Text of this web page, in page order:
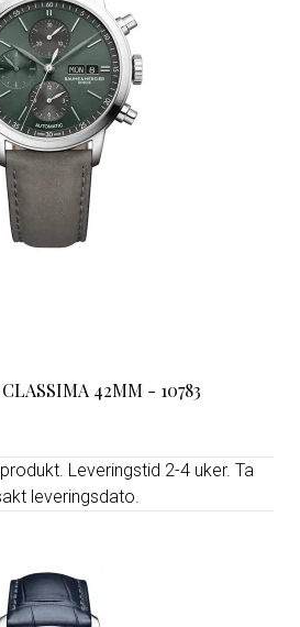
42MM - 10783
Leveringstid 2-4 uker. Ta
leveringsdato.